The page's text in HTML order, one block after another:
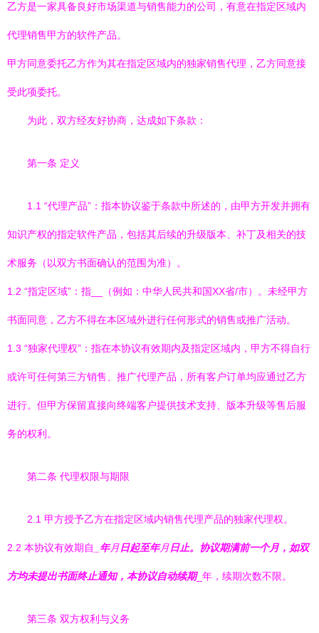
乙方是一家具备良好市场渠道与销售能力的公司，有意在指定区域内
代理销售甲方的软件产品。
甲方同意委托乙方作为其在指定区域内的独家销售代理，乙方同意接
受此项委托。
为此，双方经友好协商，达成如下条款：
第一条 定义
1.1 “代理产品”：指本协议鉴于条款中所述的，由甲方开发并拥有
知识产权的指定软件产品，包括其后续的升级版本、补丁及相关的技
术服务（以双方书面确认的范围为准）。
1.2 “指定区域”：指 __（例如：中华人民共和国XX省/市）。未经甲方
书面同意，乙方不得在本区域外进行任何形式的销售或推广活动。
1.3 “独家代理权”：指在本协议有效期内及指定区域内，甲方不得自行
或许可任何第三方销售、推广代理产品，所有客户订单均应通过乙方
进行。但甲方保留直接向终端客户提供技术支持、版本升级等售后服
务的权利。
第二条 代理权限与期限
2.1 甲方授予乙方在指定区域内销售代理产品的独家代理权。
2.2 本协议有效期自 _年月日起至年月日止。协议期满前一个月，如双
方均未提出书面终止通知，本协议自动续期_年，续期次数不限。
第三条 双方权利与义务